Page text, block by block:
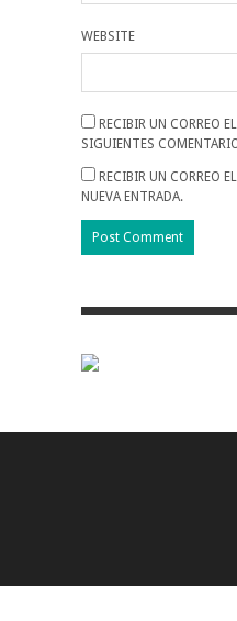
WEBSITE
RECIBIR UN CORREO
SIGUIENTES
RECIBIR UN CORREO
NUEVA ENTRADA.